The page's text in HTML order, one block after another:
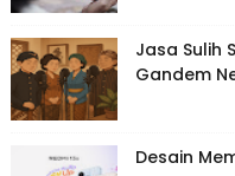
Jasa Sulih
Gandem
Desain